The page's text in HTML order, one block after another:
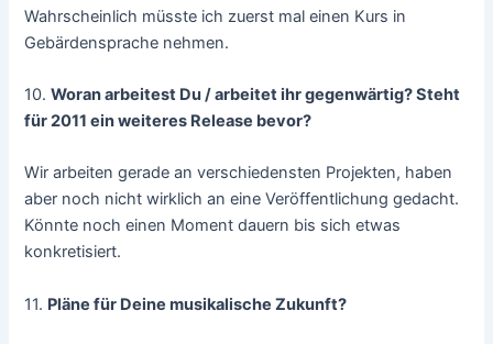
Wahrscheinlich müsste ich zuerst mal einen Kurs in
Gebärdensprache nehmen.
10.Woran arbeitest Du / arbeitet ihr gegenwärtig? Steht
für 2011 ein weiteres Release bevor?
Wir arbeiten gerade an verschiedensten Projekten, haben
aber noch nicht wirklich an eine Veröffentlichung gedacht.
Könnte noch einen Moment dauern bis sich etwas
konkretisiert.
11. Pläne für Deine musikalische Zukunft?